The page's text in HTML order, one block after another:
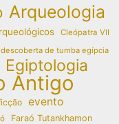
Arqueologia
Cleópatra VII
descoberta de tumba egípcia
Egiptologia
Antigo
evento
Faraó Tutankhamon